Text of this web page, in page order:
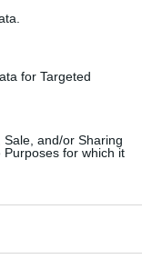
for Targeted
and/or Sharing
for which it